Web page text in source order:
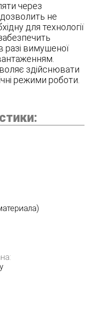
через
не
для технології
разі вимушеної
здійснювати
режими роботи.